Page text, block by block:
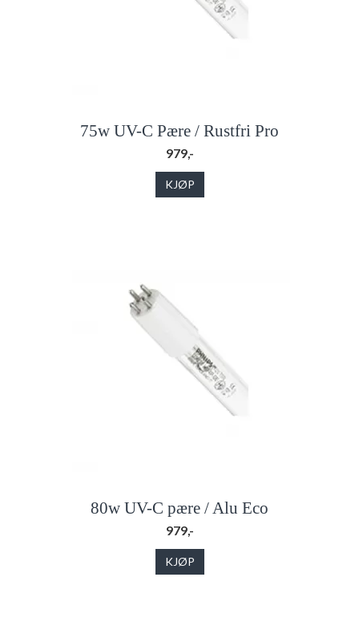
75w UV-C Pære / Rustfri Pro
979,-
KJØP
80w UV-C pære / Alu Eco
979,-
KJØP